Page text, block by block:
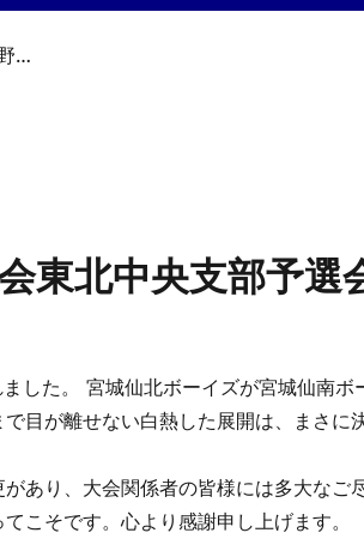
第50回 日本少年野球 関東大会東北中央支部予選会
東北中央支部予選
した。 宮城仙北ボーイズが宮城仙南ボ
目が離せない白熱した展開は、まさに
あり、大会関係者の皆様には多大なご
こそです。心より感謝申し上げます。